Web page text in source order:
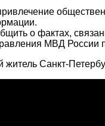
о фактах,
МВД России
Санкт-